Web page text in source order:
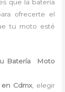
que la batería
ofrecerte el
tu moto esté
Batería Moto
Cdmx, elegir